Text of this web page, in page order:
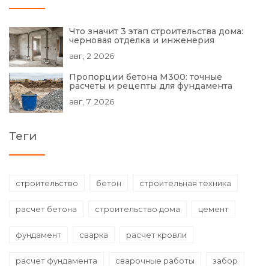
Что значит 3 этап строительства дома:
черновая отделка и инженерия
авг, 2 2026
Пропорции бетона М300: точные
расчеты и рецепты для фундамента
авг, 7 2026
Теги
строительство бетон строительная техника
расчет бетона строительство дома цемент
фундамент сварка расчет кровли
расчет фундамента сварочные работы забор